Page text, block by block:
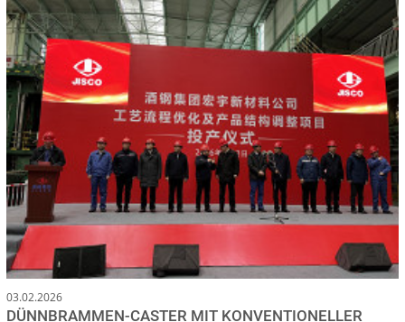
03.02.2026
DÜNNBRAMMEN-CASTER MIT KONVENTIONELLER